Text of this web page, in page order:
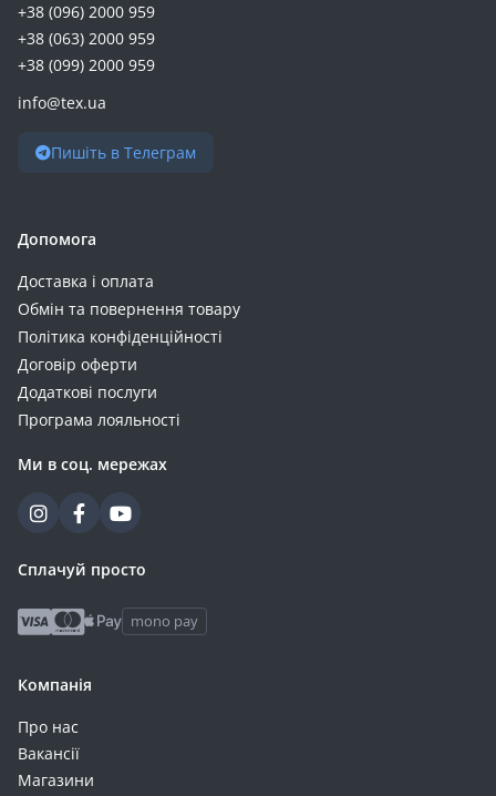
+38 (096) 2000 959
+38 (063) 2000 959
+38 (099) 2000 959
info@tex.ua
Пишіть в Телеграм
Допомога
Доставка і оплата
Обмін та повернення товару
Політика конфіденційності
Договір оферти
Додаткові послуги
Програма лояльності
Ми в соц. мережах
Сплачуй просто
mono pay
Компанія
Про нас
Вакансії
Магазини